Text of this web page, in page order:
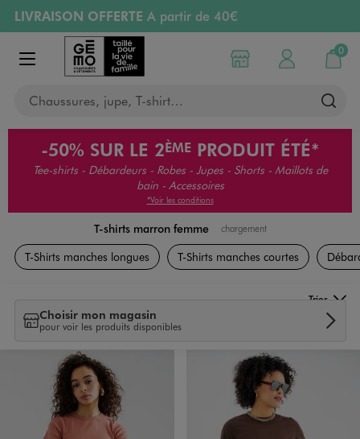
Aller au contenu principal
Aller à la navigation
LIVRAISON OFFERTE A partir de 40€
RETRAIT ET LIVRAISON OFFERTE
en magasin
PAYEZ EN 3x SANS FRAIS
Retours OFFERTS
pendant 30 jours
Afficher le menu
Chaussures, jupe, T-shirt…
Choisir mon magasin
Mon compte
0
Mon
-50% SUR LE 2ÈME PRODUIT ÉTÉ*
Tee-shirts - Débardeurs - Robes - Jupes - Shorts - Maillots de
bain - Accessoires
*Voir les conditions
T-shirts marron femme chargement
Vêtements
T-Shirts manches longues T-Shirts manches courtes
Choisir mon magasin
pour voir les produits disponibles
Trier